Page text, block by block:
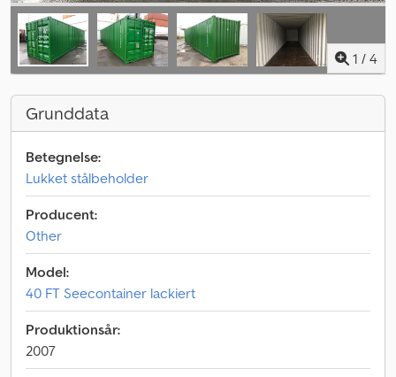
1 / 4
Grunddata
Betegnelse:
Lukket stålbeholder
Producent:
Other
Model:
40 FT Seecontainer lackiert
Produktionsår:
2007